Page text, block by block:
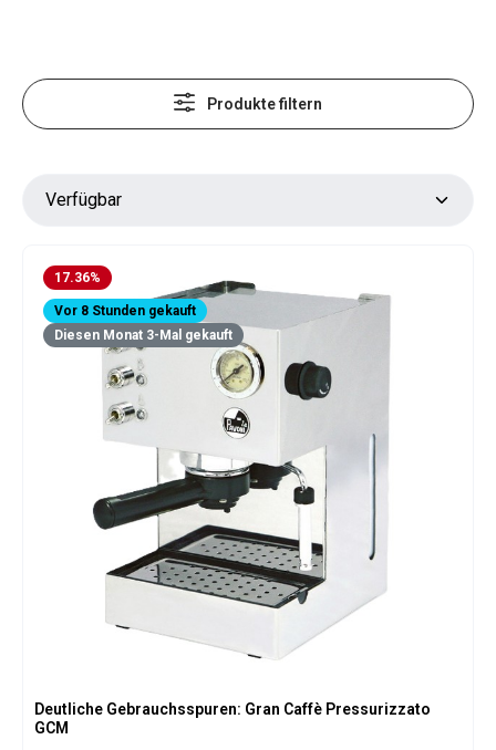
Produkte filtern
17.36%
Vor 8 Stunden gekauft
Diesen Monat 3-Mal gekauft
Deutliche Gebrauchsspuren: Gran Caffè Pressurizzato
GCM